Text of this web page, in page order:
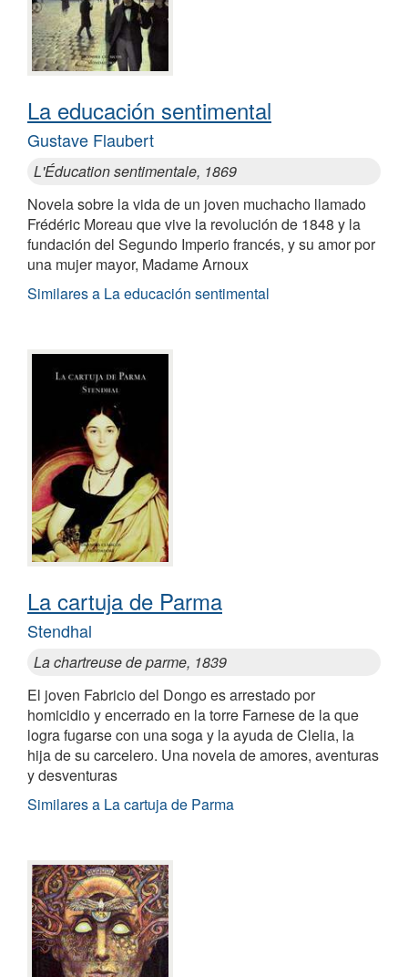
La educación sentimental
Gustave Flaubert
L'Éducation sentimentale, 1869
Novela sobre la vida de un joven muchacho llamado
Frédéric Moreau que vive la revolución de 1848 y la
fundación del Segundo Imperio francés, y su amor por
una mujer mayor, Madame Arnoux
Similares a La educación sentimental
La cartuja de Parma
Stendhal
La chartreuse de parme, 1839
El joven Fabricio del Dongo es arrestado por
homicidio y encerrado en la torre Farnese de la que
logra fugarse con una soga y la ayuda de Clelia, la
hija de su carcelero. Una novela de amores, aventuras
y desventuras
Similares a La cartuja de Parma